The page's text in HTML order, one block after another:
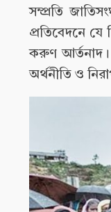
সম্প্রতি
প্রতিবেদনে যে
করুণ আর্তনাদ।
অর্থনীতি ও